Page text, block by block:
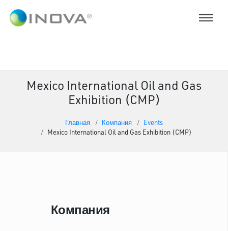
Mexico International Oil and Gas
Exhibition (CMP)
Главная Компания
Events
Mexico International Oil and Gas Exhibition (CMP)
Компания